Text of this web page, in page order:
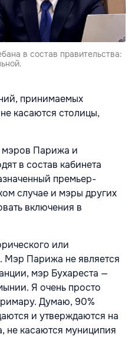
в состав правительства:
принимаемых
касаются столицы,
мэров Парижа и
в состав кабинета
премьер-
случае и мэры других
включения в
или
Мэр Парижа не является
мэр Бухареста —
Я очень просто
Думаю, 90%
и утверждаются на
не касаются муниципия